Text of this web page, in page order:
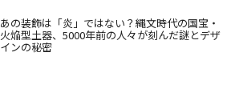
あの装飾は「炎」ではない？縄文時代の国宝・
火焔型土器、5000年前の人々が刻んだ謎とデザ
インの秘密